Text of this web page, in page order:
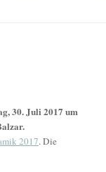
30. Juli 2017 um
2017. Die